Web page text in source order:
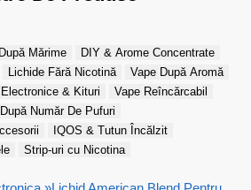
Mărime
DIY & Arome Concentrate
Lichide Fără Nicotină
Vape După Aromă
& Kituri
Vape Reîncărcabil
După Număr De Pufuri
IQOS & Tutun Încălzit
Strip-uri cu Nicotina